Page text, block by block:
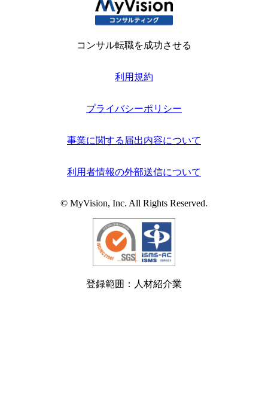
コンサル転職を成功させる
利用規約
プライバシーポリシー
事業に関する届出内容について
利用者情報の外部送信について
© MyVision, Inc. All Rights Reserved.
登録範囲：人材紹介業